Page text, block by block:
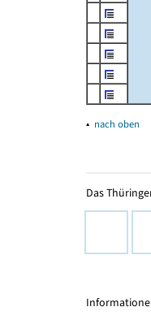
▴ nach oben
Das